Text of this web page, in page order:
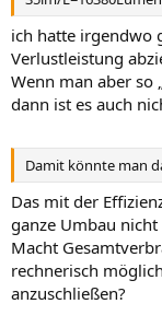
ich hatte irgendwo
Verlustleistung
Wenn man aber so
dann ist es auch
Damit könnte man
Das mit der
ganze Umbau
Macht
rechnerisch
anzuschließen?